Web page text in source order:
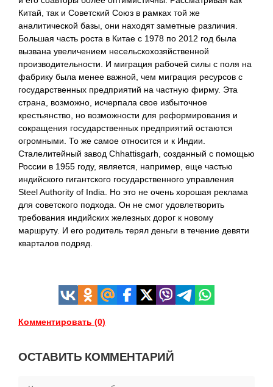
Китай, так и Советский Союз в рамках той же
аналитической базы, они находят заметные различия.
Большая часть роста в Китае с 1978 по 2012 год была
вызвана увеличением несельскохозяйственной
производительности. И миграция рабочей силы с поля на
фабрику была менее важной, чем миграция ресурсов с
государственных предприятий на частную фирму. Эта
страна, возможно, исчерпала свое избыточное
крестьянство, но возможности для реформирования и
сокращения государственных предприятий остаются
огромными. То же самое относится и к Индии.
Сталелитейный завод Chhattisgarh, созданный с помощью
России в 1955 году, является, например, еще частью
индийского гигантского государственного управления
Steel Authority of India. Но это не очень хорошая реклама
для советского подхода. Он не смог удовлетворить
требования индийских железных дорог к новому
маршруту. И его родитель терял деньги в течение девяти
кварталов подряд.
Комментировать (0)
ОСТАВИТЬ КОММЕНТАРИЙ